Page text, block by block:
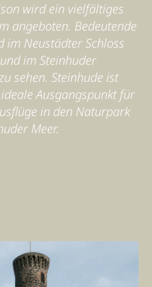
wird ein vielfältiges
angeboten. Bedeutende
im Neustädter Schloss
im Steinhuder
sehen. Steinhude ist
Ausgangspunkt für
in den Naturpark
Meer.